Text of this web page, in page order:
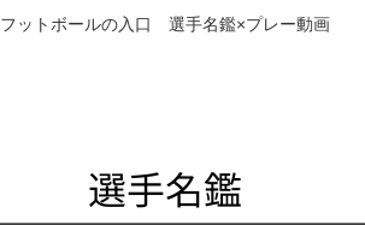
フットボールの入口 選手名鑑×プレー動画